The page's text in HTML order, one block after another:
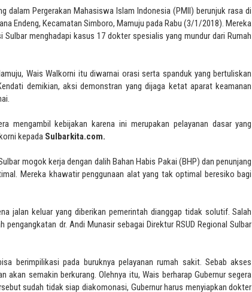
dalam Pergerakan Mahasiswa Islam Indonesia (PMII) berunjuk rasa di
Endeng, Kecamatan Simboro, Mamuju pada Rabu (3/1/2018). Mereka
menghadapi kasus 17 dokter spesialis yang mundur dari Rumah
Wais Walkorni itu diwarnai orasi serta spanduk yang bertuliskan
demikian, aksi demonstran yang dijaga ketat aparat keamanan
mengambil kebijakan karena ini merupakan pelayanan dasar yang
kepada Sulbarkita.com.
mogok kerja dengan dalih Bahan Habis Pakai (BHP) dan penunjang
Mereka khawatir penggunaan alat yang tak optimal beresiko bagi
jalan keluar yang diberikan pemerintah dianggap tidak solutif. Salah
dr. Andi Munasir sebagai Direktur RSUD Regional Sulbar
berimpilikasi pada buruknya pelayanan rumah sakit. Sebab akses
akan semakin berkurang. Olehnya itu, Wais berharap Gubernur segera
sudah tidak siap diakomonasi, Gubernur harus menyiapkan dokter